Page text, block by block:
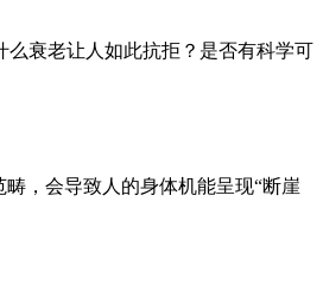
衰老让人如此抗拒？是否有科学可
，会导致人的身体机能呈现“断崖